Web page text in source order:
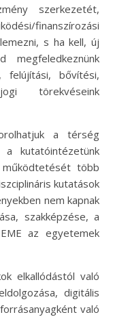
szerkezetét,
finanszírozási
s ha kell, új
megfeledkeznünk
felújítási, bővítési,
törekvéseink
a térség
a kutatóintézetünk
több
kutatások
nem kapnak
szakképzése, a
az egyetemek
elkallódástól való
digitális
való